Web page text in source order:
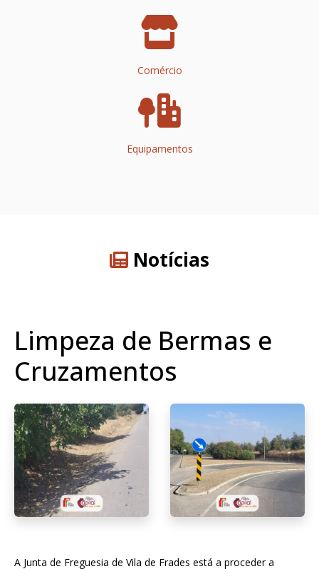
Comércio
Equipamentos
Notícias
Limpeza de Bermas e
Cruzamentos
A Junta de Freguesia de Vila de Frades está a proceder a